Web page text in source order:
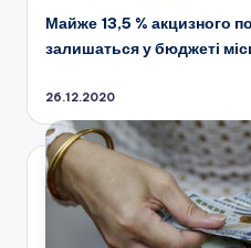
Майже 13,5 % акцизного
залишаться у бюджеті
26.12.2020